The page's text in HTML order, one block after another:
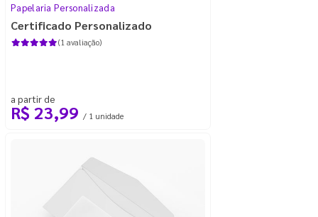
Papelaria Personalizada
Certificado Personalizado
(1 avaliação)
a partir de
R$ 23,99 / 1 unidade